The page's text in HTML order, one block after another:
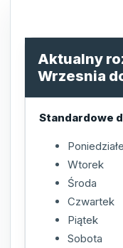
Aktualny
Wrzesnia
Standardowe
Wtorek
Środa
Czwartek
Piątek
Sobota